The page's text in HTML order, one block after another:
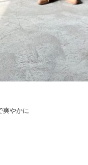
爽やかに